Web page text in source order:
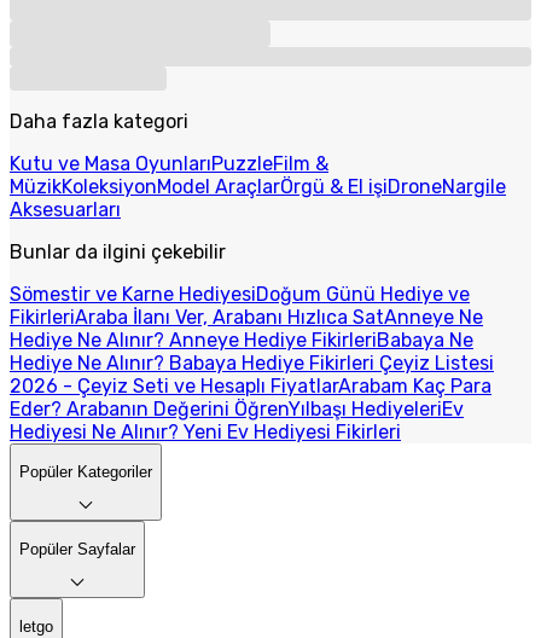
Daha fazla kategori
Kutu ve Masa OyunlarıPuzzleFilm &
MüzikKoleksiyonModel AraçlarÖrgü & El işiDroneNargile
Aksesuarları
Bunlar da ilgini çekebilir
Sömestir ve Karne HediyesiDoğum Günü Hediye ve
FikirleriAraba İlanı Ver, Arabanı Hızlıca SatAnneye Ne
Hediye Ne Alınır? Anneye Hediye FikirleriBabaya Ne
Hediye Ne Alınır? Babaya Hediye Fikirleri Çeyiz Listesi
2026 - Çeyiz Seti ve Hesaplı FiyatlarArabam Kaç Para
Eder? Arabanın Değerini ÖğrenYılbaşı HediyeleriEv
Hediyesi Ne Alınır? Yeni Ev Hediyesi Fikirleri
Popüler Kategoriler
Popüler Sayfalar
letgo